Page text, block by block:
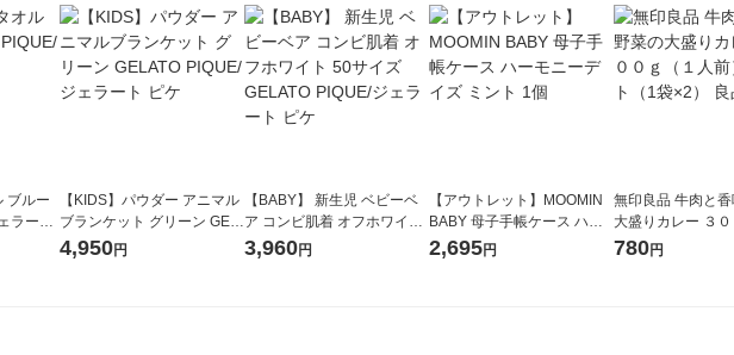
ブルー
ラート
【KIDS】パウダー アニマル
ブランケット グリーン GEL
ATO PIQUE/ジェラート ピケ
4,950円
【BABY】 新生児 ベビーベ
ア コンビ肌着 オフホワイト
50サイズ GELATO PIQUE/ジ
ェラート ピケ
3,960円
【アウトレット】MOOMIN
BABY 母子手帳ケース ハー
モニーデイズ ミント 1個
2,695円
無印良品 牛肉と
大盛りカレー ３
人前） 1セット（
780円